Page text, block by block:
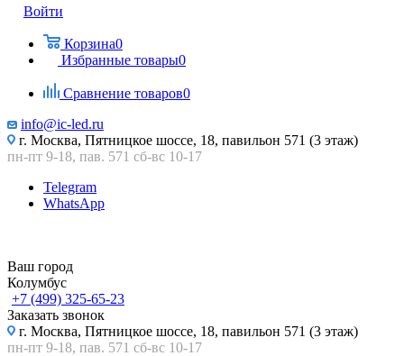
Войти
Корзина0
Избранные товары0
Сравнение товаров0
info@ic-led.ru
г. Москва, Пятницкое шоссе, 18, павильон 571 (3 этаж)
пн-пт 9-18, пав. 571 сб-вс 10-17
Telegram
WhatsApp
Ваш город
Колумбус
+7 (499) 325-65-23
Заказать звонок
г. Москва, Пятницкое шоссе, 18, павильон 571 (3 этаж)
пн-пт 9-18, пав. 571 сб-вс 10-17